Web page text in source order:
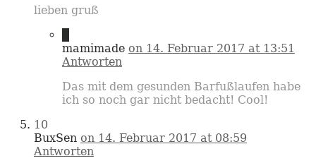
lieben gruß
mamimade on 14. Februar 2017 at 13:51
Antworten
Das mit dem gesunden Barfußlaufen habe
ich so noch gar nicht bedacht! Cool!
10
BuxSen on 14. Februar 2017 at 08:59
Antworten